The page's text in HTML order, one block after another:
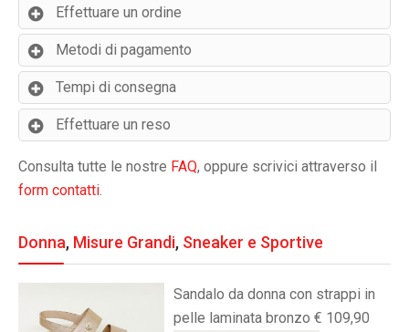
Effettuare un ordine
Metodi di pagamento
Tempi di consegna
Effettuare un reso
Consulta tutte le nostre FAQ, oppure scrivici attraverso il
form contatti.
Donna, Misure Grandi, Sneaker e Sportive
Sandalo da donna con strappi in
pelle laminata bronzo € 109,90